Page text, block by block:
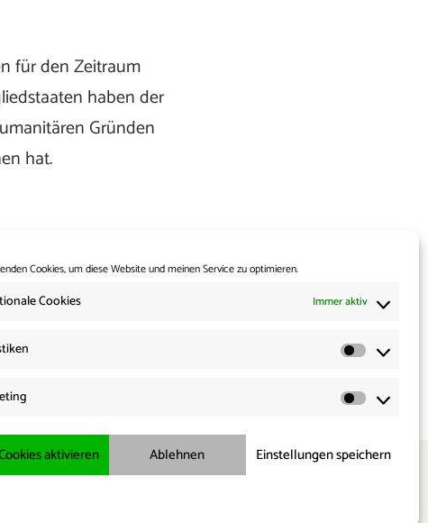
Cookies, um diese Website und meinen Service zu optimieren.
Cookies Immer aktiv
aktivieren Ablehnen Einstellungen speichern
für den Zeitraum
haben der
Gründen
hat.
– Mehrwert für
Partnerländer?